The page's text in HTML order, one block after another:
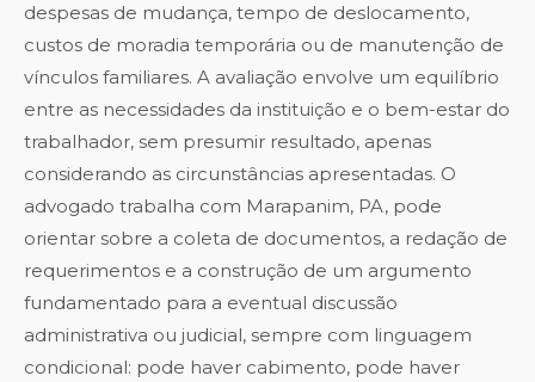
despesas de mudança, tempo de deslocamento,
custos de moradia temporária ou de manutenção de
vínculos familiares. A avaliação envolve um equilíbrio
entre as necessidades da instituição e o bem-estar do
trabalhador, sem presumir resultado, apenas
considerando as circunstâncias apresentadas. O
advogado trabalha com Marapanim, PA, pode
orientar sobre a coleta de documentos, a redação de
requerimentos e a construção de um argumento
fundamentado para a eventual discussão
administrativa ou judicial, sempre com linguagem
condicional: pode haver cabimento, pode haver